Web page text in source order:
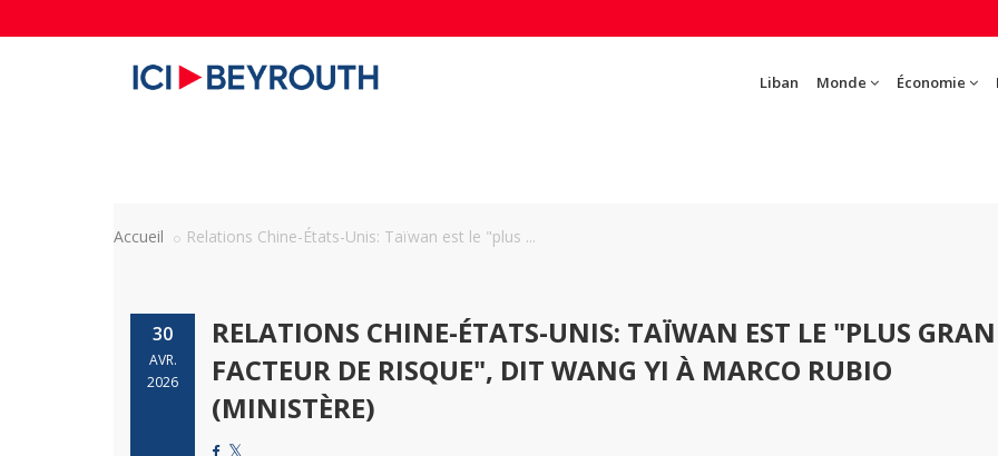
Liban Monde Économie
Accueil Relations Chine-États-Unis: Taïwan est le "plus ...
30
AVR.
2026
RELATIONS CHINE-ÉTATS-UNIS: TAÏWAN EST LE "PLUS
FACTEUR DE RISQUE", DIT WANG YI À MARCO RUBIO
(MINISTÈRE)